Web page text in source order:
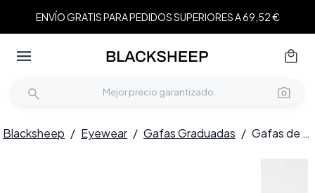
ENVÍO GRATIS PARA PEDIDOS SUPERIORES A 69,52 €
Blacksheep / Eyewear / Gafas Graduadas / Gafas de metal blanco con forma de mariposa #BS2425-0032